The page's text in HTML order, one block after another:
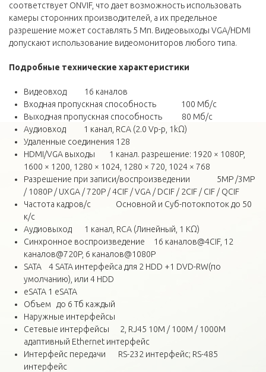
соответствует ONVIF, что дает возможность использовать
камеры сторонних производителей, а их предельное
разрешение может составлять 5 Мп. Видеовыходы VGA/HDMI
допускают использование видеомониторов любого типа.
Подробные технические характеристики
Видеовход 16 каналов
Входная пропускная способность 100 Мб/с
Выходная пропускная способность 80 Мб/с
Аудиовход 1 канал, RCA (2.0 Vp-p, 1kΩ)
Удаленные соединения 128
HDMI/VGA выходы 1 канал. разрешение: 1920 × 1080P,
1600 × 1200, 1280 × 1024, 1280 × 720, 1024 × 768
Разрешение при записи/воспроизведении 5MP /3MP
/ 1080P / UXGA / 720P / 4CIF / VGA / DCIF / 2CIF / CIF / QCIF
Частота кадров/с Основной и Суб-потокпоток до 50
к/с
Аудиовыход 1 канал, RCA (Линейный, 1 KΩ)
Синхронное воспроизведение 16 каналов@4CIF, 12
каналов@720P, 6 каналов@1080P
SATA 4 SATA интерфейса для 2 HDD +1 DVD-RW(по
умолчанию), или 4 HDD
eSATA 1 eSATA
Объем до 6 Тб каждый
Наружные интерфейсы
Сетевые интерфейсы 2, RJ45 10M / 100M / 1000M
адаптивный Ethernet интерфейс
Интерфейс передачи RS-232 интерфейс; RS-485
интерфейс